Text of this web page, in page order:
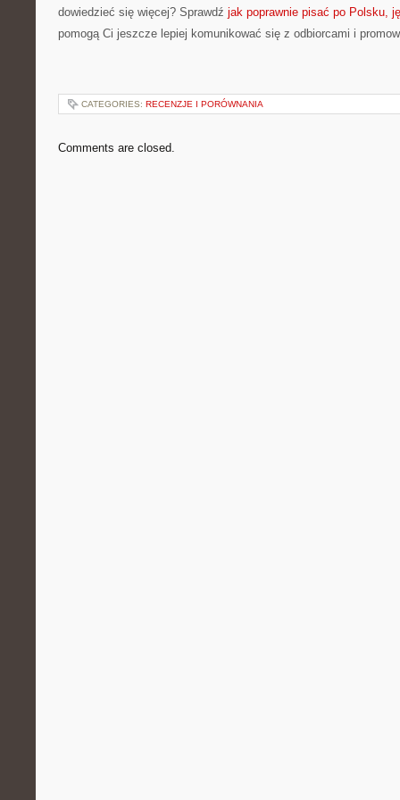
dowiedzieć się więcej? Sprawdź jak poprawnie pisać po Polsku,
pomogą Ci jeszcze lepiej komunikować się z odbiorcami i
CATEGORIES: RECENZJE I PORÓWNANIA
Comments are closed.